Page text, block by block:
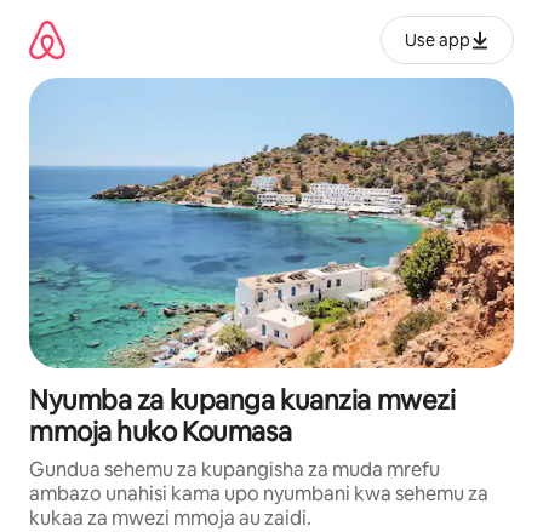
kwenda
kwenye
maudhui
Use app
Nyumba za kupanga kuanzia mwezi
mmoja huko Koumasa
Gundua sehemu za kupangisha za muda mrefu
ambazo unahisi kama upo nyumbani kwa sehemu za
kukaa za mwezi mmoja au zaidi.